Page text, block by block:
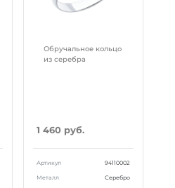
Обручальное кольцо
из серебра
1 460 руб.
Артикул 94110002
Металл Серебро